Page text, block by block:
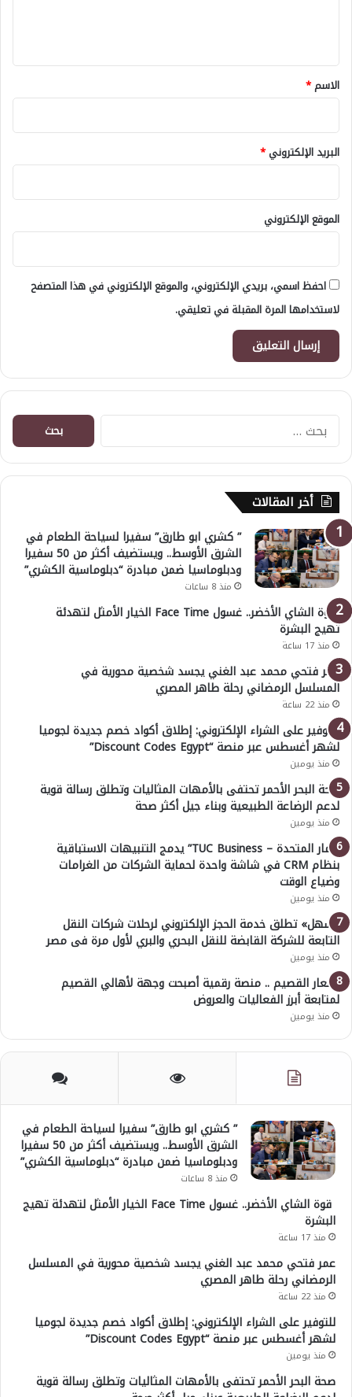
*
الاسم*
البريد الإلكتروني*
الموقع الإلكتروني
احفظ اسمي، بريدي الإلكتروني، والموقع الإلكتروني في هذا المتصفح
لاستخدامها المرة المقبلة في تعليقي.
البحث
عن:
أخر المقالات
” كشري ابو طارق” سفيرا لسياحة الطعام في
الشرق الأوسط.. ويستضيف أكثر من 50 سفيرا
ودبلوماسيا ضمن مبادرة “دبلوماسية الكشري”
منذ 8 ساعات
قوة الشاي الأخضر.. غسول Face Time الخيار الأمثل لتهدئة
تهيج البشرة
منذ 17 ساعة
عمر فتحي محمد عبد الغني يجسد شخصية محورية في
المسلسل الرمضاني رحلة طاهر المصري
منذ 22 ساعة
للتوفير على الشراء الإلكتروني: إطلاق أكواد خصم جديدة لجوميا
لشهر أغسطس عبر منصة “Discount Codes Egypt”
منذ يومين
صحة البحر الأحمر تحتفى بالأمهات المثاليات وتطلق رسالة قوية
لدعم الرضاعة الطبيعية وبناء جيل أكثر صحة
منذ يومين
“ثمار المتحدة – TUC Business” يدمج التنبيهات الاستباقية
بنظام CRM في شاشة واحدة لحماية الشركات من الغرامات
وضياع الوقت
منذ يومين
«سهل» تطلق خدمة الحجز الإلكتروني لرحلات شركات النقل
التابعة للشركة القابضة للنقل البحري والبري لأول مرة فى مصر
منذ يومين
أسعار القصيم .. منصة رقمية أصبحت وجهة لأهالي القصيم
لمتابعة أبرز الفعاليات والعروض
منذ يومين
” كشري ابو طارق” سفيرا لسياحة الطعام في
الشرق الأوسط.. ويستضيف أكثر من 50 سفيرا
ودبلوماسيا ضمن مبادرة “دبلوماسية الكشري”
منذ 8 ساعات
قوة الشاي الأخضر.. غسول Face Time الخيار الأمثل لتهدئة تهيج
البشرة
منذ 17 ساعة
عمر فتحي محمد عبد الغني يجسد شخصية محورية في المسلسل
الرمضاني رحلة طاهر المصري
منذ 22 ساعة
للتوفير على الشراء الإلكتروني: إطلاق أكواد خصم جديدة لجوميا
لشهر أغسطس عبر منصة “Discount Codes Egypt”
منذ يومين
صحة البحر الأحمر تحتفى بالأمهات المثاليات وتطلق رسالة قوية